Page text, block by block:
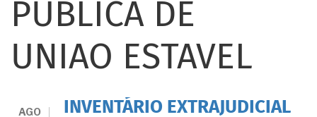
PUBLICA DE
UNIAO ESTAVEL
AGO
INVENTÁRIO EXTRAJUDICIAL